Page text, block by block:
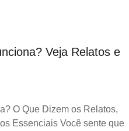
Veja Relatos e
O Que Dizem os Relatos,
Essenciais Você sente que